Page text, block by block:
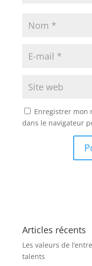
Enregistrer mon
dans le navigateur
Articles récents
Les valeurs de
talents